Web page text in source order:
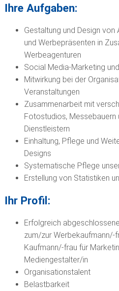
Ihre Aufgaben:
Gestaltung und Design
und Werbepräsenten in
Werbeagenturen
Social Media-Marketing
Mitwirkung bei der
Veranstaltungen
Zusammenarbeit mit
Fotostudios, Messebauern
Dienstleistern
Einhaltung, Pflege und
Designs
Systematische Pflege
Erstellung von Statistiken
Ihr Profil:
Erfolgreich
zum/zur Werbekaufmann/-
Kaufmann/-frau für
Mediengestalter/in
Organisationstalent
Belastbarkeit